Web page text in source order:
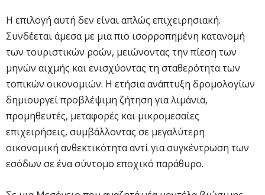
Η επιλογή αυτή δεν είναι απλώς επιχειρησιακή.
Συνδέεται άμεσα με μια πιο ισορροπημένη κατανομή
των τουριστικών ροών, μειώνοντας την πίεση των
μηνών αιχμής και ενισχύοντας τη σταθερότητα των
τοπικών οικονομιών. Η ετήσια ανάπτυξη δρομολογίων
δημιουργεί προβλέψιμη ζήτηση για λιμάνια,
προμηθευτές, μεταφορές και μικρομεσαίες
επιχειρήσεις, συμβάλλοντας σε μεγαλύτερη
οικονομική ανθεκτικότητα αντί για συγκέντρωση των
εσόδων σε ένα σύντομο εποχικό παράθυρο.